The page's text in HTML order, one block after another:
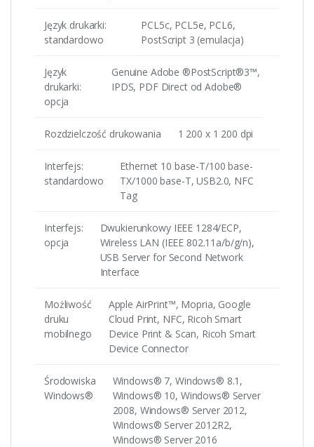
Język drukarki:
standardowo
PCL5c, PCL5e, PCL6,
PostScript 3 (emulacja)
Język
drukarki:
opcja
Genuine Adobe ®PostScript®3™,
IPDS, PDF Direct od Adobe®
Rozdzielczość drukowania 1 200 x 1 200 dpi
Interfejs:
standardowo
Ethernet 10 base-T/100 base-
TX/1000 base-T, USB2.0, NFC
Tag
Interfejs:
opcja
Dwukierunkowy IEEE 1284/ECP,
Wireless LAN (IEEE 802.11a/b/g/n),
USB Server for Second Network
Interface
Możliwość
druku
mobilnego
Apple AirPrint™, Mopria, Google
Cloud Print, NFC, Ricoh Smart
Device Print & Scan, Ricoh Smart
Device Connector
Środowiska
Windows®
Windows® 7, Windows® 8.1,
Windows® 10, Windows® Server
2008, Windows® Server 2012,
Windows® Server 2012R2,
Windows® Server 2016